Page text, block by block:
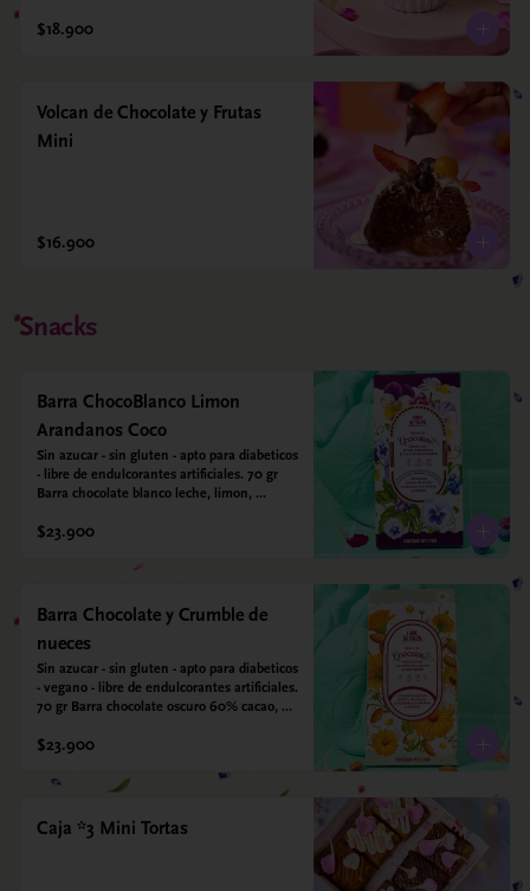
$18.900
Volcan de Chocolate y Frutas
Mini
$16.900
Snacks
Barra ChocoBlanco Limon
Arandanos Coco
Sin azucar - sin gluten - apto para diabeticos
- libre de endulcorantes artificiales. 70 gr
Barra chocolate blanco leche, limon,
con alulosa.
$23.900
Barra Chocolate y Crumble de
nueces
Sin azucar - sin gluten - apto para diabeticos
- vegano - libre de endulcorantes artificiales.
70 gr Barra chocolate oscuro 60% cacao,
sal marina. Endulzada con alulosa.
$23.900
Caja *3 Mini Tortas